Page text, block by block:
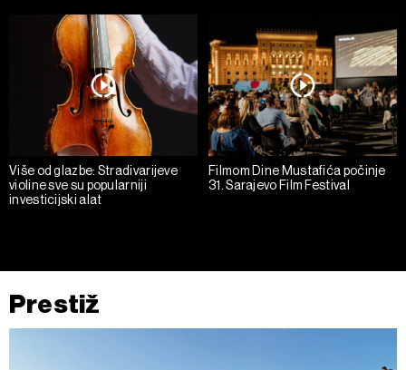
Više od glazbe: Stradivarijeve
violine sve su popularniji
investicijski alat
Filmom Dine Mustafića počinje
31. Sarajevo Film Festival
Prestiž